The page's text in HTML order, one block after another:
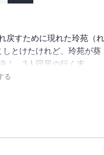
戻すために現れた玲苑（れ
とけたけれど、玲苑が葵
決！ 3人同居の行く末
進んだ関係に♪ 大人気の
る